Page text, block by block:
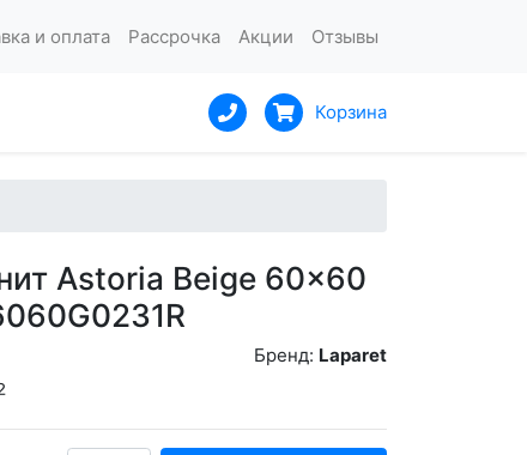
и оплата Рассрочка Акции Отзывы
Корзина
Astoria Beige 60x60
Бренд: Laparet